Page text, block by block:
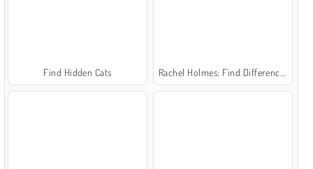
Find Hidden Cats